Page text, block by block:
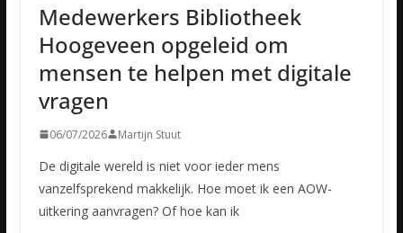
Medewerkers Bibliotheek
Hoogeveen opgeleid om
mensen te helpen met digitale
vragen
06/07/2026 Martijn Stuut
De digitale wereld is niet voor ieder mens
vanzelfsprekend makkelijk. Hoe moet ik een AOW-
uitkering aanvragen? Of hoe kan ik